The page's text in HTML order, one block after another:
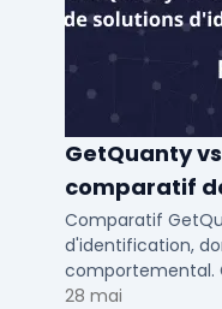
GetQuanty
comparatif
Comparatif
d'identification,
comportemental.
votre solution de
28 mai